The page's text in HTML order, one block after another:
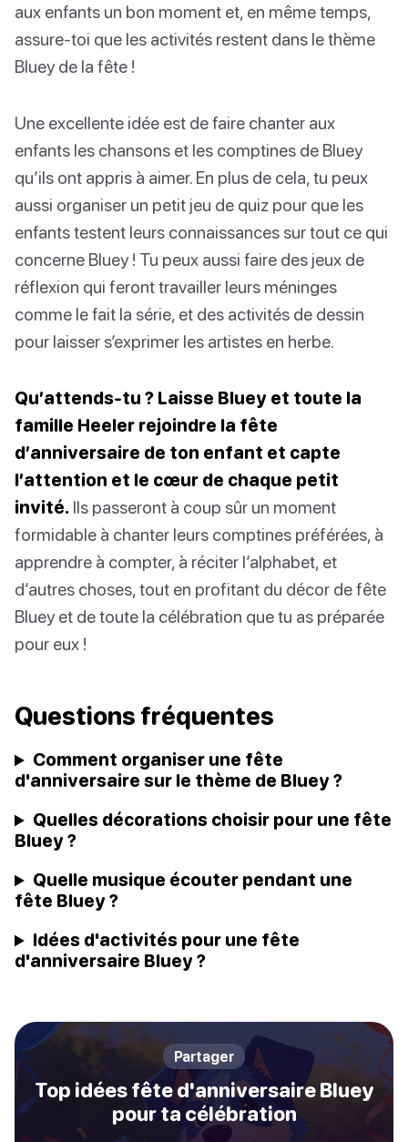
aux enfants un bon moment et, en même temps,
assure-toi que les activités restent dans le thème
Bluey de la fête !
Une excellente idée est de faire chanter aux
enfants les chansons et les comptines de Bluey
qu’ils ont appris à aimer. En plus de cela, tu peux
aussi organiser un petit jeu de quiz pour que les
enfants testent leurs connaissances sur tout ce qui
concerne Bluey ! Tu peux aussi faire des jeux de
réflexion qui feront travailler leurs méninges
comme le fait la série, et des activités de dessin
pour laisser s’exprimer les artistes en herbe.
Qu’attends-tu ? Laisse Bluey et toute la
famille Heeler rejoindre la fête
d’anniversaire de ton enfant et capte
l’attention et le cœur de chaque petit
invité. Ils passeront à coup sûr un moment
formidable à chanter leurs comptines préférées, à
apprendre à compter, à réciter l’alphabet, et
d’autres choses, tout en profitant du décor de fête
Bluey et de toute la célébration que tu as préparée
pour eux !
Questions fréquentes
Comment organiser une fête
d'anniversaire sur le thème de Bluey ?
Quelles décorations choisir pour une fête
Bluey ?
Quelle musique écouter pendant une
fête Bluey ?
Idées d'activités pour une fête
d'anniversaire Bluey ?
Partager
Top idées fête d'anniversaire Bluey
pour ta célébration